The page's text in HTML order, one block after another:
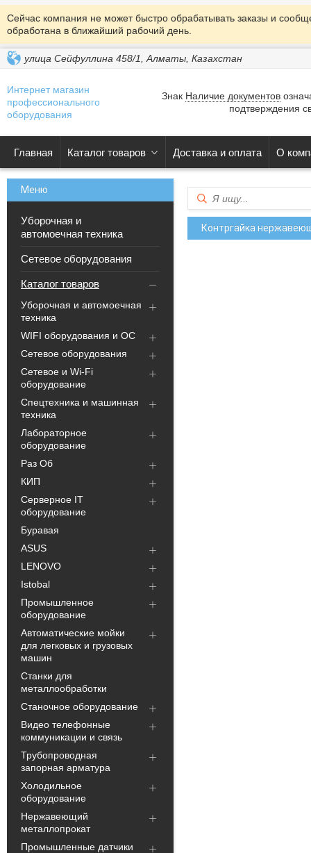
Сейчас компания не может быстро обрабатывать заказы и
обработана в ближайший рабочий день.
улица Сейфуллина 458/1, Алматы, Казахстан
Интернет магазин
профессионального
оборудования
Знак Наличие документов
подтверждения
Главная Каталог товаров Доставка и оплата О
Уборочная и
автомоечная техника
Сетевое оборудования
Каталог товаров
Уборочная и автомоечная
техника
WIFI оборудования и ОС
Сетевое оборудования
Сетевое и Wi-Fi
оборудование
Спецтехника и машинная
техника
Лабораторное
оборудование
Раз Об
КИП
Серверное IT
оборудование
Буравая
ASUS
LENOVO
Istobal
Промышленное
оборудование
Автоматические мойки
для легковых и грузовых
машин
Станки для
металлообработки
Станочное оборудование
Видео телефонные
коммуникации и связь
Трубопроводная
запорная арматура
Холодильное
оборудование
Нержавеющий
металлопрокат
Промышленные датчики
Контргайка